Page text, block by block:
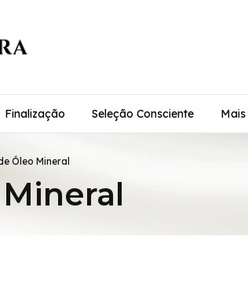
Finalização Seleção Consciente
Óleo Mineral